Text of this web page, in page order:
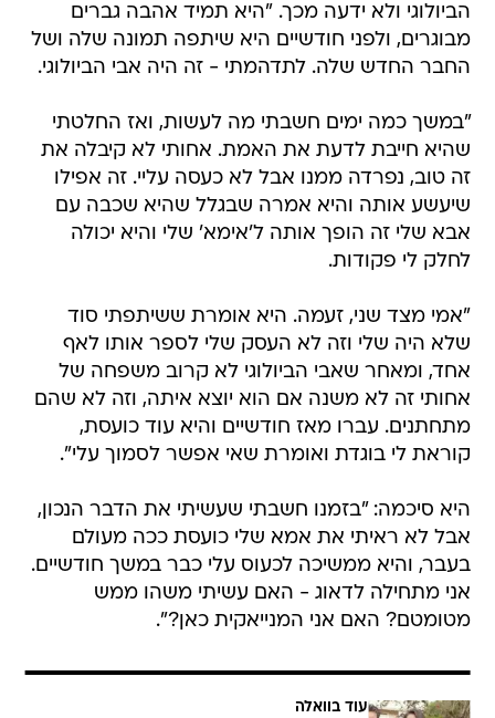
הביולוגי ולא ידעה מכך. "היא תמיד אהבה גברים
מבוגרים, ולפני חודשיים היא שיתפה תמונה שלה ושל
החבר החדש שלה. לתדהמתי - זה היה אבי הביולוגי.
"במשך כמה ימים חשבתי מה לעשות, ואז החלטתי
שהיא חייבת לדעת את האמת. אחותי לא קיבלה את
זה טוב, נפרדה ממנו אבל לא כעסה עליי. זה אפילו
שיעשע אותה והיא אמרה שבגלל שהיא שכבה עם
אבא שלי זה הופך אותה ל'אימא' שלי והיא יכולה
לחלק לי פקודות.
"אמי מצד שני, זעמה. היא אומרת ששיתפתי סוד
שלא היה שלי וזה לא העסק שלי לספר אותו לאף
אחד, ומאחר שאבי הביולוגי לא קרוב משפחה של
אחותי זה לא משנה אם הוא יוצא איתה, וזה לא שהם
מתחתנים. עברו מאז חודשיים והיא עוד כועסת,
קוראת לי בוגדת ואומרת שאי אפשר לסמוך עלי".
היא סיכמה: "בזמנו חשבתי שעשיתי את הדבר הנכון,
אבל לא ראיתי את אמא שלי כועסת ככה מעולם
בעבר, והיא ממשיכה לכעוס עלי כבר במשך חודשיים.
אני מתחילה לדאוג - האם עשיתי משהו ממש
מטומטם? האם אני המנייאקית כאן?".
עוד בוואלה